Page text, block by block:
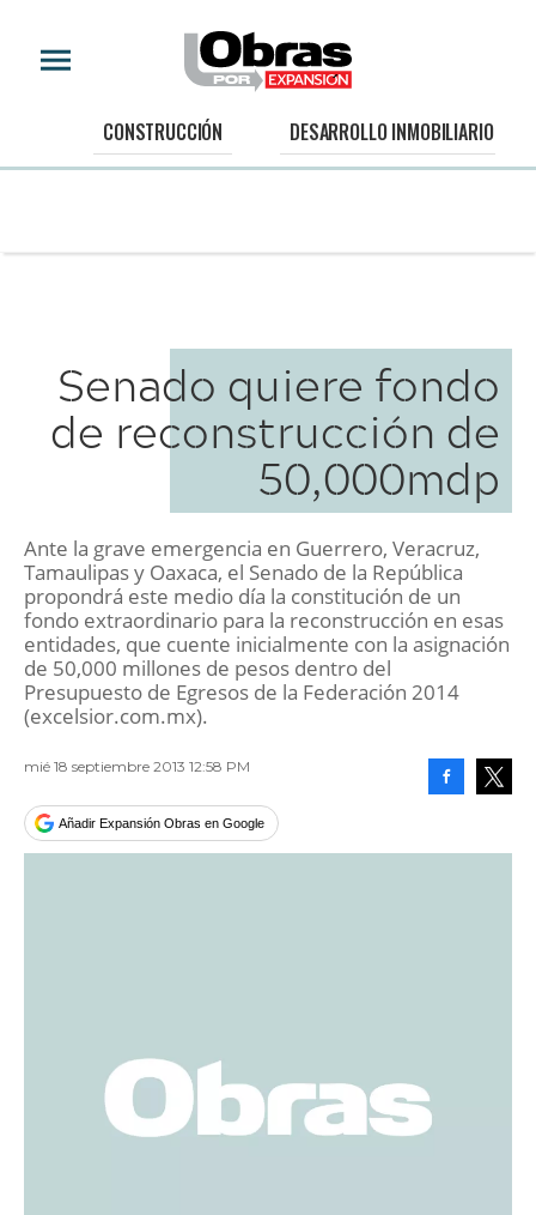
CONSTRUCCIÓN DESARROLLO INMOBILIARIO
Senado quiere fondo
de reconstrucción de
50,000mdp
Ante la grave emergencia en Guerrero, Veracruz,
Tamaulipas y Oaxaca, el Senado de la República
propondrá este medio día la constitución de un
fondo extraordinario para la reconstrucción en esas
entidades, que cuente inicialmente con la asignación
de 50,000 millones de pesos dentro del
Presupuesto de Egresos de la Federación 2014
(excelsior.com.mx).
mié 18 septiembre 2013 12:58 PM
Añadir Expansión Obras en Google